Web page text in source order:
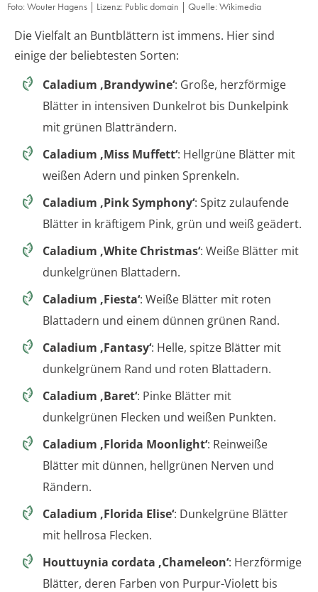
Foto: Wouter Hagens | Lizenz: Public domain | Quelle: Wikimedia
Die Vielfalt an Buntblättern ist immens. Hier sind
einige der beliebtesten Sorten:
Caladium ‚Brandywine‘: Große, herzförmige
Blätter in intensiven Dunkelrot bis Dunkelpink
mit grünen Blatträndern.
Caladium ‚Miss Muffett‘: Hellgrüne Blätter mit
weißen Adern und pinken Sprenkeln.
Caladium ‚Pink Symphony‘: Spitz zulaufende
Blätter in kräftigem Pink, grün und weiß geädert.
Caladium ‚White Christmas‘: Weiße Blätter mit
dunkelgrünen Blattadern.
Caladium ‚Fiesta‘: Weiße Blätter mit roten
Blattadern und einem dünnen grünen Rand.
Caladium ‚Fantasy‘: Helle, spitze Blätter mit
dunkelgrünem Rand und roten Blattadern.
Caladium ‚Baret‘: Pinke Blätter mit
dunkelgrünen Flecken und weißen Punkten.
Caladium ‚Florida Moonlight‘: Reinweiße
Blätter mit dünnen, hellgrünen Nerven und
Rändern.
Caladium ‚Florida Elise‘: Dunkelgrüne Blätter
mit hellrosa Flecken.
Houttuynia cordata ‚Chameleon‘: Herzförmige
Blätter, deren Farben von Purpur-Violett bis